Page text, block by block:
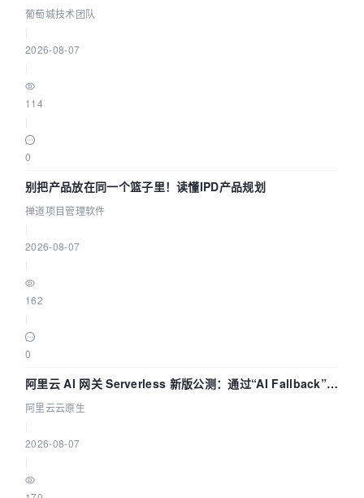
参数为什么不生效？| 葡萄城技术团队
葡萄城技术团队
2026-08-07
114
0
别把产品放在同一个篮子里！读懂IPD产品规划
禅道项目管理软件
2026-08-07
162
0
阿里云 AI 网关 Serverless 新版公测：通过“AI Fallback”与
拓扑可视化构建 AI 流量治理底座
阿里云云原生
2026-08-07